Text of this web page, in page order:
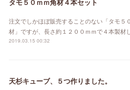
タモ５０ｍｍ角材４本セット
注文でしかほぼ販売することのない「タモ５
材」ですが、長さ約１２００ｍｍで４本製材
2019.03.15 00:32
天杉キューブ、５つ作りました。